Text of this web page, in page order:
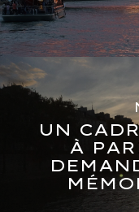
UN
À